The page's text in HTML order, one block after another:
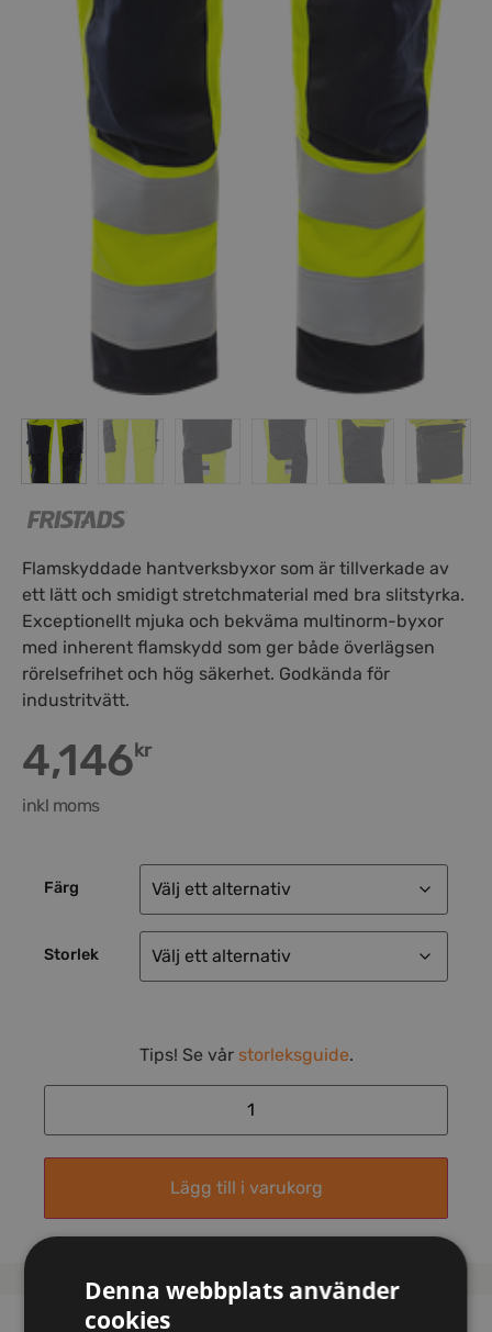
Flamskyddade hantverksbyxor som är tillverkade av
ett lätt och smidigt stretchmaterial med bra slitstyrka.
Exceptionellt mjuka och bekväma multinorm-byxor
med inherent flamskydd som ger både överlägsen
rörelsefrihet och hög säkerhet. Godkända för
industritvätt.
4,146kr
inkl moms
Färg
Storlek
Tips! Se vår storleksguide.
Lägg till i varukorg
Denna webbplats använder
cookies